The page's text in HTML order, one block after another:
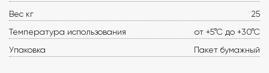
Вес кг
25
Температура использования
от +5°С до +30°С
Упаковка
Пакет бумажный